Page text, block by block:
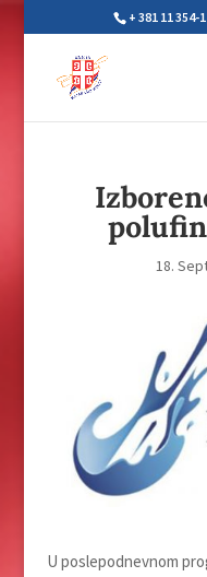
+ 381 11 354-
18.
U poslepodnevnom